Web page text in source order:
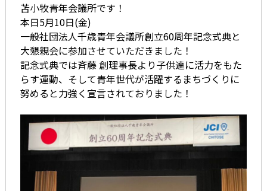
苫小牧青年会議所です！
本日5月10日(金)
一般社団法人千歳青年会議所創立60周年記念式典と
大懇親会に参加させていただきました！
記念式典では斉藤 創理事長より子供達に活力をもた
らす運動、そして青年世代が活躍するまちづくりに
努めると力強く宣言されておりました！